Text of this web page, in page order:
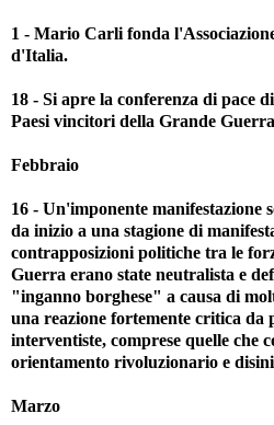
1 - Mario Carli fonda
d'Italia.
18 - Si apre la conferenza di pace
Paesi vincitori della Grande
Febbraio
16 - Un'imponente manifestazione
da inizio a una stagione di
contrapposizioni politiche tra le
Guerra erano state neutralista e
"inganno borghese" a causa di
una reazione fortemente critica da
interventiste, comprese quelle che
orientamento rivoluzionario e
Marzo